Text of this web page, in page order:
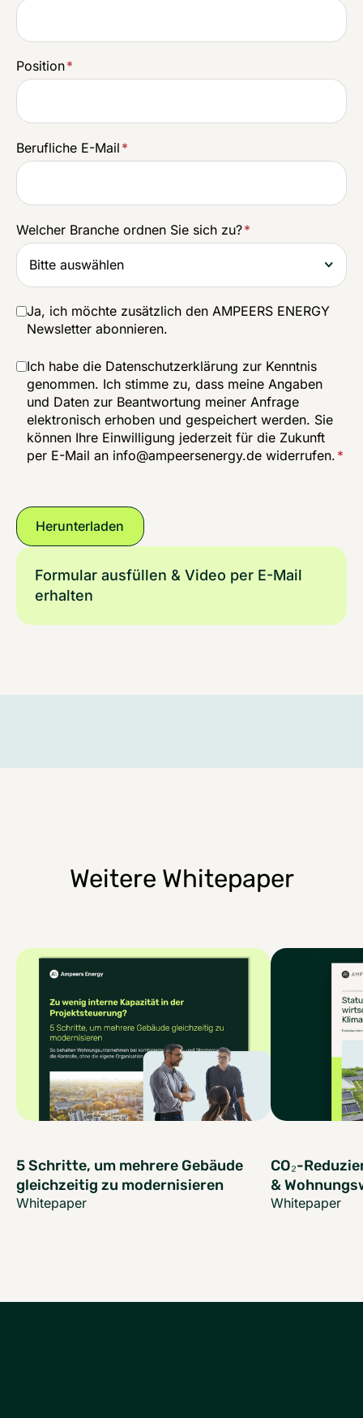
Position*
Berufliche E-Mail *
Welcher Branche ordnen Sie sich zu?*
Ja, ich möchte zusätzlich den AMPEERS ENERGY
Newsletter abonnieren.
Ich habe die Datenschutzerklärung zur Kenntnis
genommen. Ich stimme zu, dass meine Angaben
und Daten zur Beantwortung meiner Anfrage
elektronisch erhoben und gespeichert werden. Sie
können Ihre Einwilligung jederzeit für die Zukunft
per E-Mail an info@ampeersenergy.dewiderrufen. *
Formular ausfüllen & Video per E-Mail
erhalten
Weitere Whitepaper
5 Schritte, um mehrere Gebäude
gleichzeitig zu modernisieren
Whitepaper
CO₂-
&
Whitepaper